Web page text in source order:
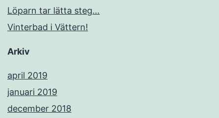
Löparn tar lätta steg…
Vinterbad i Vättern!
Arkiv
april 2019
januari 2019
december 2018